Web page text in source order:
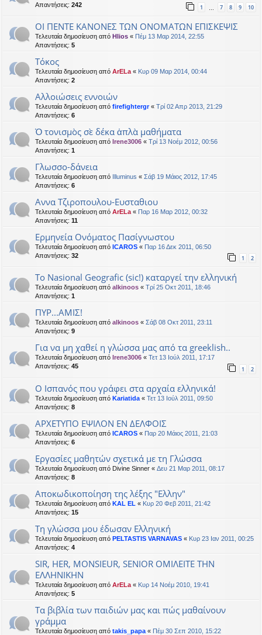
Απαντήσεις: 242 1 … 7 8 9 10
ΟΙ ΠΕΝΤΕ ΚΑΝΟΝΕΣ ΤΩΝ ΟΝΟΜΑΤΩΝ ΕΠΙΣΚΕΨΙΣ
Τελευταία δημοσίευση από Hlios « Πέμ 13 Μαρ 2014, 22:55
Απαντήσεις: 5
Τόκος
Τελευταία δημοσίευση από ArELa « Κυρ 09 Μαρ 2014, 00:44
Απαντήσεις: 2
Αλλοιώσεις εννοιών
Τελευταία δημοσίευση από firefightergr« Τρί 02 Απρ 2013, 21:29
Απαντήσεις: 6
Ὁ τονισμὸς σὲ δέκα ἁπλὰ μαθήματα
Τελευταία δημοσίευση από Irene3006 « Τρί 13 Νοέμ 2012, 00:56
Απαντήσεις: 1
Γλωσσο-δάνεια
Τελευταία δημοσίευση από Illuminus « Σάβ 19 Μάιος 2012, 17:45
Απαντήσεις: 6
Αννα Τζιροπουλου-Ευσταθιου
Τελευταία δημοσίευση από ArELa « Παρ 16 Μαρ 2012, 00:32
Απαντήσεις: 11
Ερμηνεία Ονόματος Πασίγνωστου
Τελευταία δημοσίευση από ICAROS « Παρ 16 Δεκ 2011, 06:50
Απαντήσεις: 32 1 2
Το Nasional Geografic (sic!) καταργεί την ελληνική
Τελευταία δημοσίευση από alkinoos « Τρί 25 Οκτ 2011, 18:46
Απαντήσεις: 1
ΠΥΡ...ΑΜΙΣ!
Τελευταία δημοσίευση από alkinoos « Σάβ 08 Οκτ 2011, 23:11
Απαντήσεις: 9
Για να μη χαθεί η γλώσσα μας από τα greeklish..
Τελευταία δημοσίευση από Irene3006 « Τετ 13 Ιούλ 2011, 17:17
Απαντήσεις: 45 1 2
Ο Ισπανός που γράφει στα αρχαία ελληνικά!
Τελευταία δημοσίευση από Kariatida « Τετ 13 Ιούλ 2011, 09:50
Απαντήσεις: 8
ΑΡΧΕΤΥΠΟ ΕΨΙΛΟΝ ΕΝ ΔΕΛΦΟΙΣ
Τελευταία δημοσίευση από ICAROS « Παρ 20 Μάιος 2011, 21:03
Απαντήσεις: 6
Εργασίες μαθητών σχετικά με τη Γλώσσα
Τελευταία δημοσίευση από Divine Sinner « Δευ 21 Μαρ 2011, 08:17
Απαντήσεις: 8
Αποκωδικοποίηση της λέξης "Ελλην"
Τελευταία δημοσίευση από KAL EL « Κυρ 20 Φεβ 2011, 21:42
Απαντήσεις: 15
Tη γλώσσα μου έδωσαν Eλληνική
Τελευταία δημοσίευση από PELTASTIS VARNAVAS « Κυρ 23 Ιαν 2011, 00:25
Απαντήσεις: 4
SIR, HER, MONSIEUR, SENIOR ΟΜΙΛΕΙΤΕ ΤΗΝ
ΕΛΛΗΝΙΚΗΝ
Τελευταία δημοσίευση από ArELa « Κυρ 14 Νοέμ 2010, 19:41
Απαντήσεις: 5
Τα βιβλία των παιδιών μας και πώς μαθαίνουν
γράμμα
Τελευταία δημοσίευση από takis_papa « Πέμ 30 Σεπ 2010, 15:22